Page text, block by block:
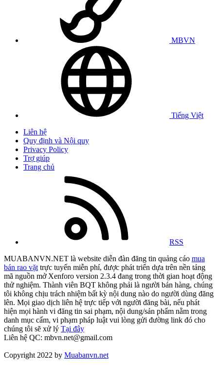
MBVN
Tiếng Việt
Liên hệ
Quy định và Nội quy
Privacy Policy
Trợ giúp
Trang chủ
RSS
MUABANVN.NET là website diễn đàn đăng tin quảng cáo mua
bán rao vặt trực tuyến miễn phí, được phát triển dựa trên nền tảng
mã nguồn mở Xenforo version 2.3.4 đang trong thời gian hoạt động
thử nghiệm. Thành viên BQT không phải là người bán hàng, chúng
tôi không chịu trách nhiệm bất kỳ nội dung nào do người dùng đăng
lên. Mọi giao dịch liên hệ trực tiếp với người đăng bài, nếu phát
hiện mọi hành vi đăng tin sai phạm, nội dung/sản phẩm nằm trong
danh mục cấm, vi phạm pháp luật vui lòng gửi đường link đó cho
chúng tôi sẽ xử lý Tại đây
Liên hệ QC: mbvn.net@gmail.com
Copyright 2022 by Muabanvn.net